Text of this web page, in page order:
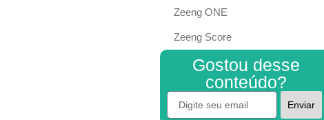
Zeeng ONE
Zeeng Score
Gostou desse
conteúdo?
Enviar